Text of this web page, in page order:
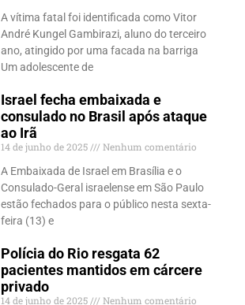
A vítima fatal foi identificada como Vitor
André Kungel Gambirazi, aluno do terceiro
ano, atingido por uma facada na barriga
Um adolescente de
Israel fecha embaixada e
consulado no Brasil após ataque
ao Irã
14 de junho de 2025
Nenhum comentário
A Embaixada de Israel em Brasília e o
Consulado-Geral israelense em São Paulo
estão fechados para o público nesta sexta-
feira (13) e
Polícia do Rio resgata 62
pacientes mantidos em cárcere
privado
14 de junho de 2025 Nenhum comentário